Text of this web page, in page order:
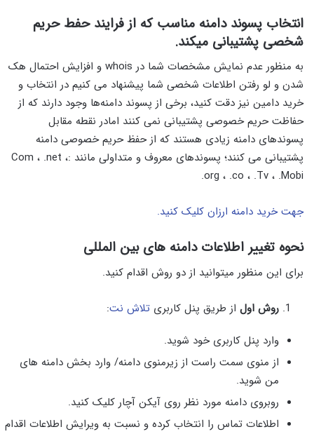
انتخاب پسوند دامنه مناسب که از فرایند حفط حریم
شخصی پشتیبانی میکند.
به منظور عدم نمایش مشخصات شما در whois و افزایش احتمال هک
شدن و لو رفتن اطلاعات شخصی شما پیشنهاد می کنیم در انتخاب و
خرید دامین نیز دقت کنید، برخی از پسوند دامنه‌ها وجود دارند که از
حفاظت حریم خصوصی پشتیبانی نمی کنند امادر نقطه مقابل
پسوندهای دامنه زیادی هستند که از حفظ حریم خصوصی دامنه
پشتیبانی می کنند؛ پسوندهای معروف و متداولی مانند :Com ، .net ،
.org ، .co ، .Tv ، .Mobi
جهت خرید دامنه ارزان کلیک کنید.
نحوه تغییر اطلاعات دامنه های بین المللی
برای این منظور میتوانید از دو روش اقدام کنید.
روش اول از طریق پنل کاربری تلاش نت:
وارد پنل کاربری خود شوید.
از منوی سمت راست از زیرمنوی دامنه/ وارد بخش دامنه های
من شوید.
روبروی دامنه مورد نظر روی آیکن آچار کلیک کنید.
اطلاعات تماس را انتخاب کرده و نسبت به ویرایش اطلاعات اقدام